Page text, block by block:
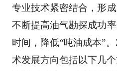
专业技术紧密结合，形
不断提高油气勘探成功
时间， 降低“吨油成本”
术发展方向包括以下几个